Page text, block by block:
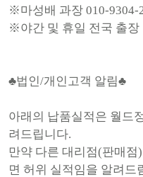
※마성배 과장 010-
※야간 및 휴일 전국 출
♣법인/개인고객 알림♣
아래의 납품실적은 월드
려드립니다.
만약 다른 대리점(판매
면 허위 실적임을 알려드